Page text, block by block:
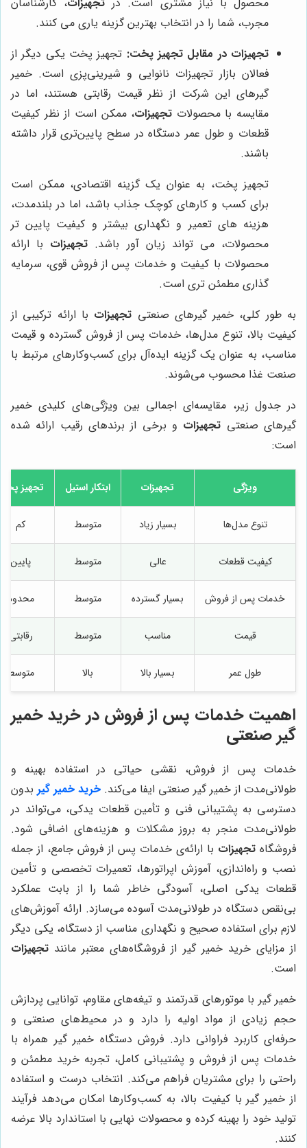
مجرب، شما را در انتخاب بهترین گزینه یاری می کنند.
تجهیزات در مقابل تجهیز پخت: تجهیز پخت یکی دیگر از
فعالان بازار تجهیزات نانوایی و شیرینی‌پزی است. خمیر
گیرهای این شرکت از نظر قیمت رقابتی هستند، اما در
مقایسه با محصولات تجهیزات، ممکن است از نظر کیفیت
قطعات و طول عمر دستگاه در سطح پایین‌تری قرار داشته
باشند.
تجهیز پخت، به عنوان یک گزینه اقتصادی، ممکن است
برای کسب و کارهای کوچک جذاب باشد، اما در بلندمدت،
هزینه های تعمیر و نگهداری بیشتر و کیفیت پایین تر
محصولات، می تواند زیان آور باشد. تجهیزات با ارائه
محصولات با کیفیت و خدمات پس از فروش قوی، سرمایه
گذاری مطمئن تری است.
به طور کلی، خمیر گیرهای صنعتی تجهیزات با ارائه ترکیبی از
کیفیت بالا، تنوع مدل‌ها، خدمات پس از فروش گسترده و قیمت
مناسب، به عنوان یک گزینه ایده‌آل برای کسب‌وکارهای مرتبط با
صنعت غذا محسوب می‌شوند.
در جدول زیر، مقایسه‌ای اجمالی بین ویژگی‌های کلیدی خمیر
گیرهای صنعتی تجهیزات و برخی از برندهای رقیب ارائه شده
است:
ویژگی تجهیزات ابتکار استیل تجهیز
تنوع مدل‌ها بسیار زیاد متوسط کم
کیفیت قطعات عالی متوسط پایین
خدمات پس از فروش بسیار گسترده متوسط محدود
قیمت مناسب متوسط رقابتی
طول عمر بسیار بالا بالا متوسط
اهمیت خدمات پس از فروش در خرید خمیر
گیر صنعتی
خدمات پس از فروش، نقشی حیاتی در استفاده بهینه و
طولانی‌مدت از خمیر گیر صنعتی ایفا می‌کند. خرید خمیر گیر بدون
دسترسی به پشتیبانی فنی و تأمین قطعات یدکی، می‌تواند در
طولانی‌مدت منجر به بروز مشکلات و هزینه‌های اضافی شود.
فروشگاه تجهیزات با ارائه‌ی خدمات پس از فروش جامع، از جمله
نصب و راه‌اندازی، آموزش اپراتورها، تعمیرات تخصصی و تأمین
قطعات یدکی اصلی، آسودگی خاطر شما را از بابت عملکرد
بی‌نقص دستگاه در طولانی‌مدت آسوده می‌سازد. ارائه آموزش‌های
لازم برای استفاده صحیح و نگهداری مناسب از دستگاه، یکی دیگر
از مزایای خرید خمیر گیر از فروشگاه‌های معتبر مانند تجهیزات
است.
خمیر گیر با موتورهای قدرتمند و تیغه‌های مقاوم، توانایی پردازش
حجم زیادی از مواد اولیه را دارد و در محیط‌های صنعتی و
حرفه‌ای کاربرد فراوانی دارد. فروش دستگاه خمیر گیر همراه با
خدمات پس از فروش و پشتیبانی کامل، تجربه خرید مطمئن و
راحتی را برای مشتریان فراهم می‌کند. انتخاب درست و استفاده
از خمیر گیر با کیفیت بالا، به کسب‌وکارها امکان می‌دهد فرآیند
تولید خود را بهینه کرده و محصولات نهایی با استاندارد بالا عرضه
کنند.